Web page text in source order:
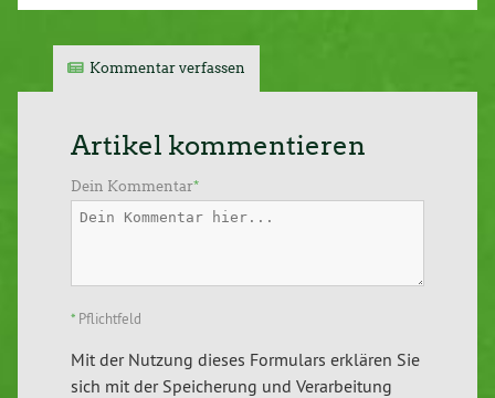
Kommentar verfassen
Artikel kommentieren
Dein Kommentar*
* Pflichtfeld
Mit der Nutzung dieses Formulars erklären Sie
sich mit der Speicherung und Verarbeitung